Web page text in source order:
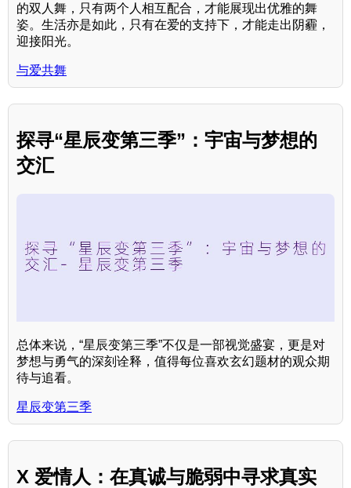
的双人舞，只有两个人相互配合，才能展现出优雅的舞
姿。生活亦是如此，只有在爱的支持下，才能走出阴霾，
迎接阳光。
与爱共舞
探寻“星辰变第三季”：宇宙与梦想的
交汇
总体来说，“星辰变第三季”不仅是一部视觉盛宴，更是对
梦想与勇气的深刻诠释，值得每位喜欢玄幻题材的观众期
待与追看。
星辰变第三季
X 爱情人：在真诚与脆弱中寻求真实